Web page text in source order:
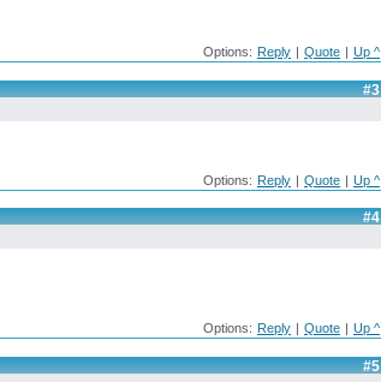
Options: Reply | Quote | Up ^
#3
Options: Reply | Quote | Up ^
#4
Options: Reply Quote Up ^
#5